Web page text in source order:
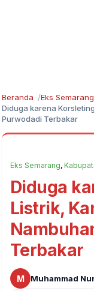
Beranda
Eks Semarang
Diduga karena
Purwodadi Terbakar
Eks Semarang,
Diduga
Listrik,
Terbakar
M Muhammad